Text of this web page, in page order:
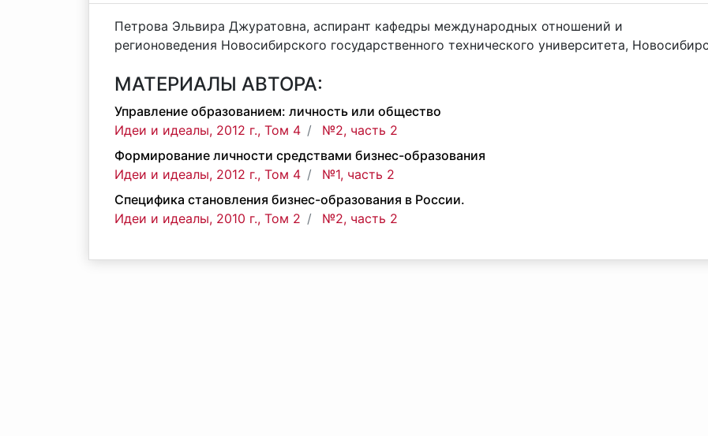
Петрова Эльвира Джуратовна, аспирант кафедры международных отношений и
регионоведения Новосибирского государственного технического университета,
МАТЕРИАЛЫ АВТОРА:
Управление образованием: личность или общество
Идеи и идеалы, 2012 г., Том 4
№2, часть 2
Формирование личности средствами бизнес-образования
Идеи и идеалы, 2012 г., Том 4
№1, часть 2
Специфика становления бизнес-образования в России.
Идеи и идеалы, 2010 г., Том 2
№2, часть 2